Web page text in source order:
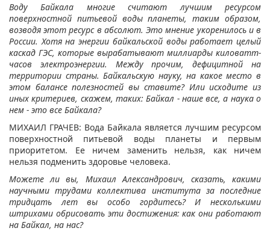
Воду Байкала многие считают лучшим ресурсом
поверхностной питьевой воды планеты, таким образом,
возводя этот ресурс в абсолют. Это мнение укоренилось и в
России. Хотя на энергии байкальской воды работает целый
каскад ГЭС, которые вырабатывают миллиарды киловатт-
часов электроэнергии. Между прочим, дефицитной на
территории страны. Байкальскую науку, на какое место в
этом балансе полезностей вы ставите? Или исходите из
иных критериев, скажем, таких: Байкал - наше все, а наука о
нем - это все Байкала?
МИХАИЛ ГРАЧЕВ: Вода Байкала является лучшим ресурсом
поверхностной питьевой воды планеты и первым
приоритетом. Ее ничем заменить нельзя, как ничем
нельзя подменить здоровье человека.
Можете ли вы, Михаил Александрович, сказать, какими
научными трудами коллектива института за последние
тридцать лет вы особо гордитесь?
И несколькими
штрихами обрисовать эти достижения: как они работают
на Байкал, на нас?